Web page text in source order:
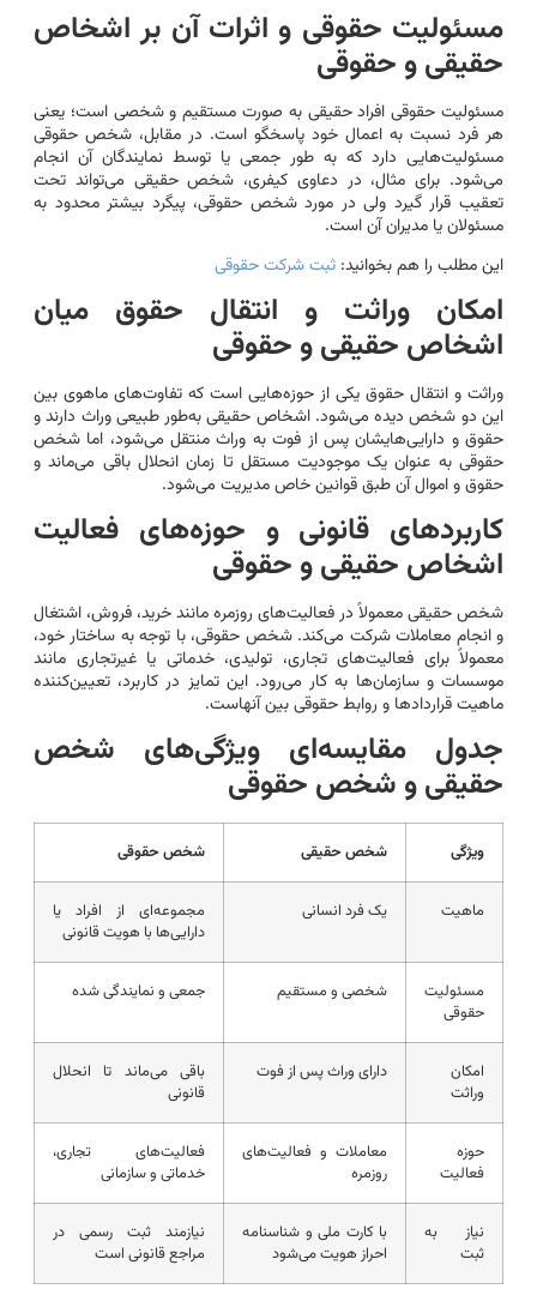
مسئولیت حقوقی و اثرات آن بر اشخاص
حقیقی و حقوقی
مسئولیت حقوقی افراد حقیقی به صورت مستقیم و شخصی است؛ یعنی
هر فرد نسبت به اعمال خود پاسخگو است. در مقابل، شخص حقوقی
مسئولیت‌هایی دارد که به طور جمعی یا توسط نمایندگان آن انجام
می‌شود. برای مثال، در دعاوی کیفری، شخص حقیقی می‌تواند تحت
تعقیب قرار گیرد ولی در مورد شخص حقوقی، پیگرد بیشتر محدود به
مسئولان یا مدیران آن است.
این مطلب را هم بخوانید: ثبت شرکت حقوقی
امکان وراثت و انتقال حقوق میان
اشخاص حقیقی و حقوقی
وراثت و انتقال حقوق یکی از حوزه‌هایی است که تفاوت‌های ماهوی بین
این دو شخص دیده می‌شود. اشخاص حقیقی به‌طور طبیعی وراث دارند و
حقوق و دارایی‌هایشان پس از فوت به وراث منتقل می‌شود، اما شخص
حقوقی به عنوان یک موجودیت مستقل تا زمان انحلال باقی می‌ماند و
حقوق و اموال آن طبق قوانین خاص مدیریت می‌شود.
کاربردهای قانونی و حوزه‌های فعالیت
اشخاص حقیقی و حقوقی
شخص حقیقی معمولاً در فعالیت‌های روزمره مانند خرید، فروش، اشتغال
و انجام معاملات شرکت می‌کند. شخص حقوقی، با توجه به ساختار خود،
معمولاً برای فعالیت‌های تجاری، تولیدی، خدماتی یا غیرتجاری مانند
موسسات و سازمان‌ها به کار می‌رود. این تمایز در کاربرد، تعیین‌کننده
ماهیت قراردادها و روابط حقوقی بین آنهاست.
جدول مقایسه‌ای ویژگی‌های شخص
حقیقی و شخص حقوقی
ویژگی شخص حقیقی شخص حقوقی
ماهیت یک فرد انسانی
مجموعه‌ای از افراد یا
دارایی‌ها با هویت قانونی
مسئولیت
حقوقی
شخصی و مستقیم جمعی و نمایندگی شده
امکان
وراثت
دارای وراث پس از فوت
باقی می‌ماند تا انحلال
قانونی
حوزه
فعالیت
معاملات و فعالیت‌های
روزمره
فعالیت‌های تجاری،
خدماتی و سازمانی
نیاز به
ثبت
با کارت ملی و شناسنامه
احراز هویت می‌شود
نیازمند ثبت رسمی در
مراجع قانونی است